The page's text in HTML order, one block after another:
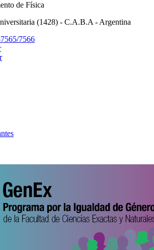
de Física
(1428) - C.A.B.A - Argentina
7566